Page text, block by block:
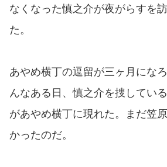
なくなった慎之介が夜がらすを
た。
あやめ横丁の逗留が三ヶ月にな
んなある日、慎之介を捜してい
があやめ横丁に現れた。まだ笠
かったのだ。